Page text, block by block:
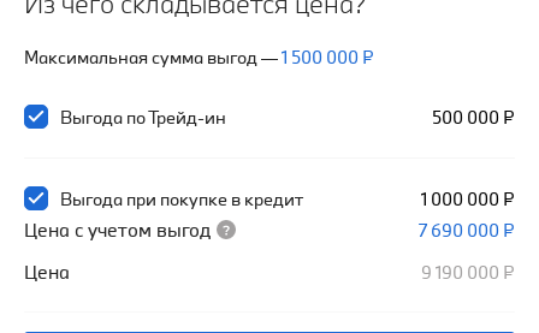
Максимальная сумма выгод —1 500 000 ₽
500 000 ₽
Выгода по Трейд-ин
1 000 000 ₽
Выгода при покупке в кредит
Цена с учетом выгод 7 690 000 ₽
Цена 9 190 000 ₽